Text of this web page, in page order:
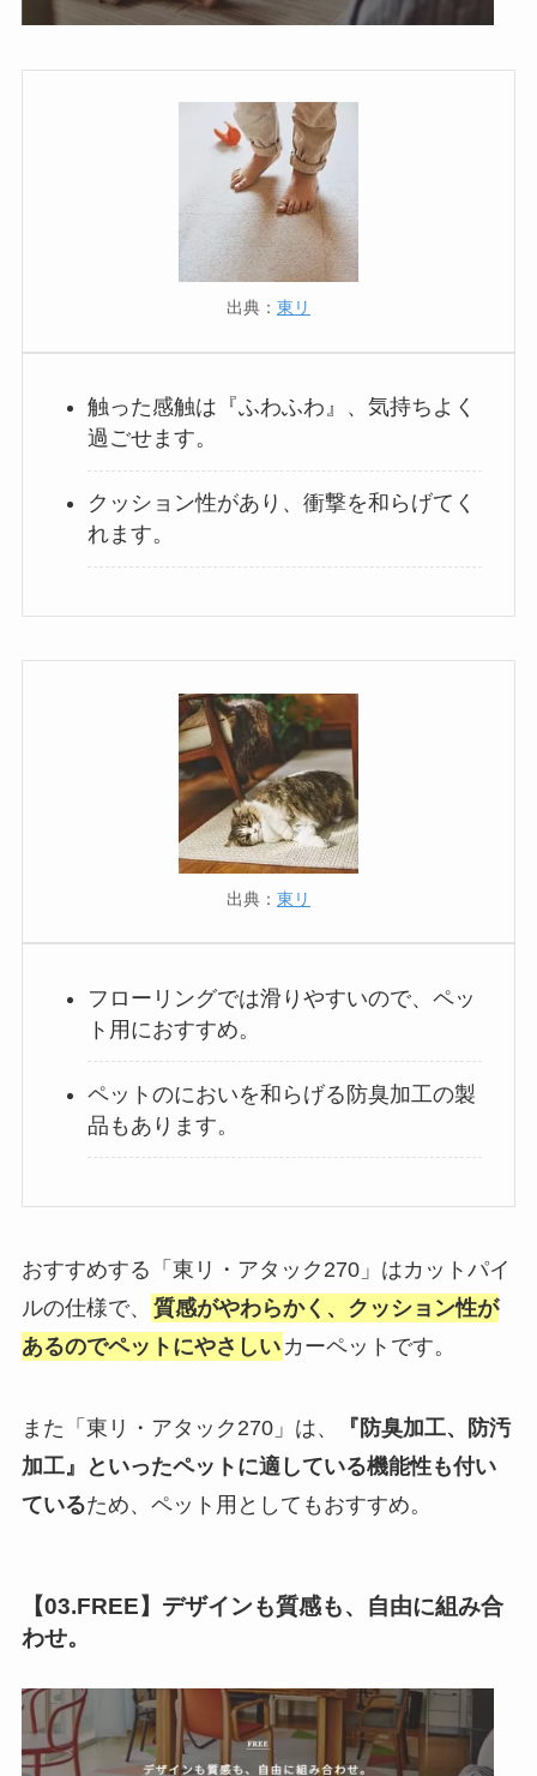
出典： 東リ
触った感触は『ふわふわ』、気持ちよく
過ごせます。
クッション性があり、衝撃を和らげてく
れます。
出典： 東リ
フローリングでは滑りやすいので、ペッ
ト用におすすめ。
ペットのにおいを和らげる防臭加工の製
品もあります。
おすすめする「東リ・アタック270」はカットパイ
ルの仕様で、
質感がやわらかく、クッション性が
あるのでペットにやさしい カーペットです。
また「東リ・アタック270」は、
『防臭加工、防汚
加工』といったペットに適している機能性も付い
ているため、ペット用としてもおすすめ。
【03.FREE】デザインも質感も、自由に組み合
わせ。